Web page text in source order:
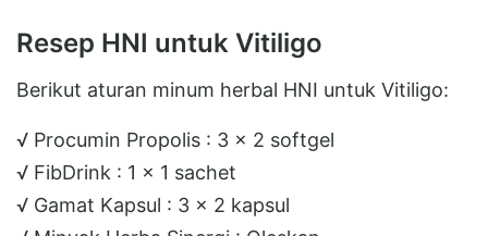
Resep HNI untuk Vitiligo
Berikut aturan minum herbal HNI untuk Vitiligo:
√ Procumin Propolis : 3 x 2 softgel
√ FibDrink : 1 x 1 sachet
√ Gamat Kapsul : 3 x 2 kapsul